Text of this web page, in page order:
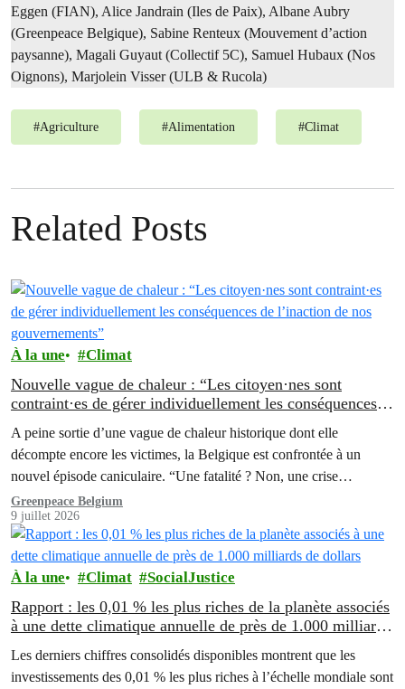
Eggen (FIAN), Alice Jandrain (Iles de Paix), Albane Aubry
(Greenpeace Belgique), Sabine Renteux (Mouvement d’action
paysanne), Magali Guyaut (Collectif 5C), Samuel Hubaux (Nos
Oignons), Marjolein Visser (ULB & Rucola)
#Agriculture #Alimentation #Climat
Related Posts
À la une Climat
Nouvelle vague de chaleur : “Les citoyen·nes sont
contraint·es de gérer individuellement les conséquences
A peine sortie d’une vague de chaleur historique dont elle
décompte encore les victimes, la Belgique est confrontée à un
nouvel épisode caniculaire. “Une fatalité ? Non, une crise
annoncée…
Greenpeace Belgium
9 juillet 2026
À la une Climat SocialJustice
Rapport : les 0,01 % les plus riches de la planète associés
à une dette climatique annuelle de près de 1.000 milliards
Les derniers chiffres consolidés disponibles montrent que les
investissements des 0,01 % les plus riches à l’échelle mondiale sont